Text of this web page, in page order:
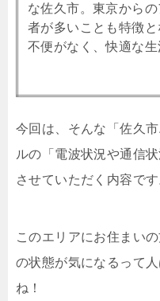
な佐久市。東京から
者が多いことも特徴
不便がなく、快適な生
今回は、そんな「佐久
ルの「電波状況や通信
させていただく内容です
このエリアにお住まい
の状態が気になるって
ね！